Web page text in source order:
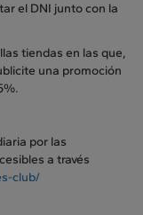
el DNI junto con la
tiendas en las que,
una promoción
por las
a través
club/